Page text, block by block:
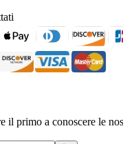
il primo a conoscere le